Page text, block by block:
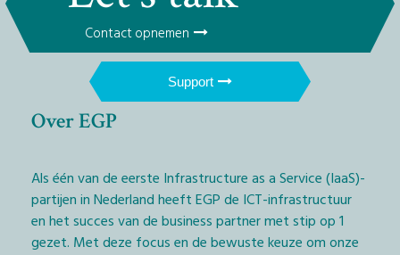
Contact opnemen
Support
Over EGP
Als één van de eerste Infrastructure as a Service (IaaS)-
partijen in Nederland heeft EGP de ICT-infrastructuur
en het succes van de business partner met stip op 1
gezet. Met deze focus en de bewuste keuze om onze